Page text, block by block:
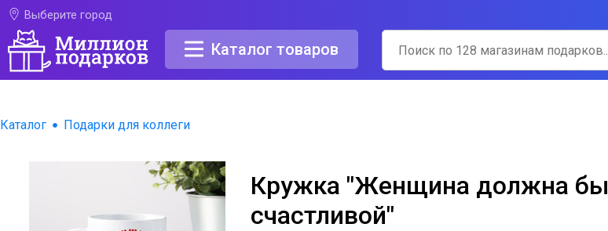
Выберите город
Каталог товаров
Каталог Подарки для коллеги
Кружка "Женщина должна
счастливой"